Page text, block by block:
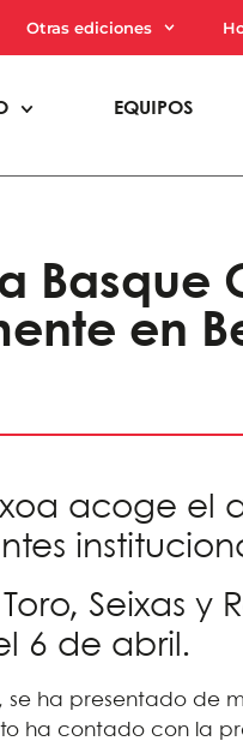
Otras ediciones
EQUIPOS
Basque
en
acoge el
Seixas
6 de abril.
se ha presentado de
ha contado con la